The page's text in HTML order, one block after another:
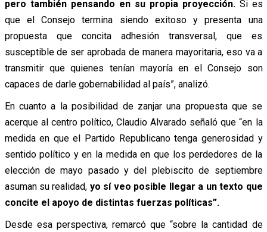
pero también pensando en su propia proyección. Si es
que el Consejo termina siendo exitoso y presenta una
propuesta que concita adhesión transversal, que es
susceptible de ser aprobada de manera mayoritaria, eso va a
transmitir que quienes tenían mayoría en el Consejo son
capaces de darle gobernabilidad al país”, analizó.
En cuanto a la posibilidad de zanjar una propuesta que se
acerque al centro político, Claudio Alvarado señaló que “en la
medida en que el Partido Republicano tenga generosidad y
sentido político y en la medida en que los perdedores de la
elección de mayo pasado y del plebiscito de septiembre
asuman su realidad, yo sí veo posible llegar a un texto que
concite el apoyo de distintas fuerzas políticas”.
Desde esa perspectiva, remarcó que “sobre la cantidad de